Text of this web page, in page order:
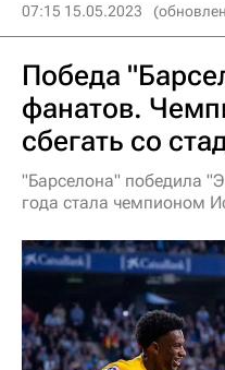
07:15 15.05.2023
Победа
фанатов.
сбегать со
"Барселона" победила
года стала чемпионом